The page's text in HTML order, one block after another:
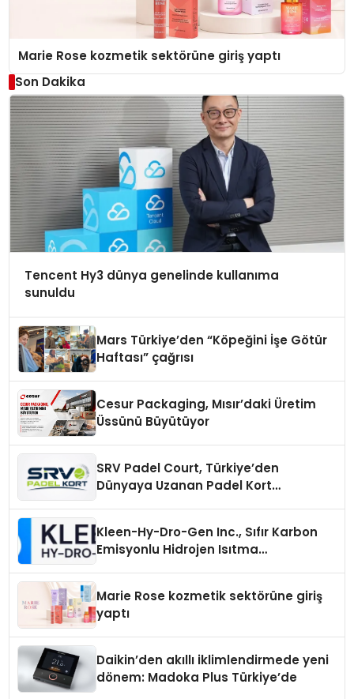
Marie Rose kozmetik sektörüne giriş yaptı
Son Dakika
Tencent Hy3 dünya genelinde kullanıma
sunuldu
Mars Türkiye’den “Köpeğini İşe Götür
Haftası” çağrısı
Cesur Packaging, Mısır’daki Üretim
Üssünü Büyütüyor
SRV Padel Court, Türkiye’den
Dünyaya Uzanan Padel Kort
Kleen-Hy-Dro-Gen Inc., Sıfır Karbon
Emisyonlu Hidrojen Isıtma
Marie Rose kozmetik sektörüne giriş
yaptı
Daikin’den akıllı iklimlendirmede yeni
dönem: Madoka Plus Türkiye’de